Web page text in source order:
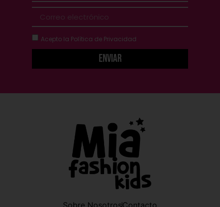
Acepto la Política de Privacidad
Enviar
Sobre NosotrosContacto